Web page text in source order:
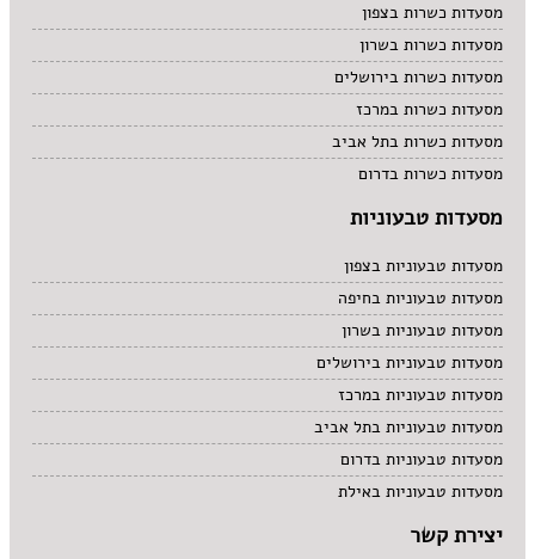
מסעדות כשרות בצפון
מסעדות כשרות בשרון
מסעדות כשרות בירושלים
מסעדות כשרות במרכז
מסעדות כשרות בתל אביב
מסעדות כשרות בדרום
מסעדות טבעוניות
מסעדות טבעוניות בצפון
מסעדות טבעוניות בחיפה
מסעדות טבעוניות בשרון
מסעדות טבעוניות בירושלים
מסעדות טבעוניות במרכז
מסעדות טבעוניות בתל אביב
מסעדות טבעוניות בדרום
מסעדות טבעוניות באילת
יצירת קשר